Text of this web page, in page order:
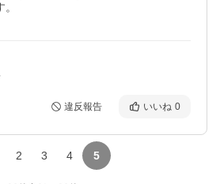
違反報告 いいね 0
2 3 4 5